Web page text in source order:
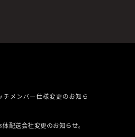
チメンバー仕様変更のお知ら
配送会社変更のお知らせ。